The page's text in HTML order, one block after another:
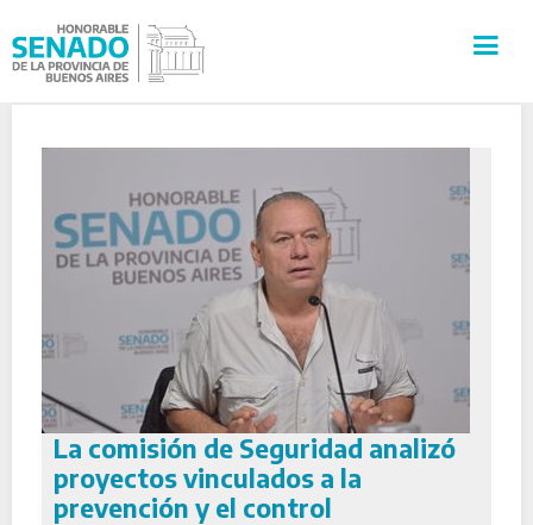
INSTITUCIÓN
SECRETARÍAS
PRENSA
CULTURA
VISITAS GUIADAS
CONTACTO
La comisión de Seguridad analizó
proyectos vinculados a la
prevención y el control